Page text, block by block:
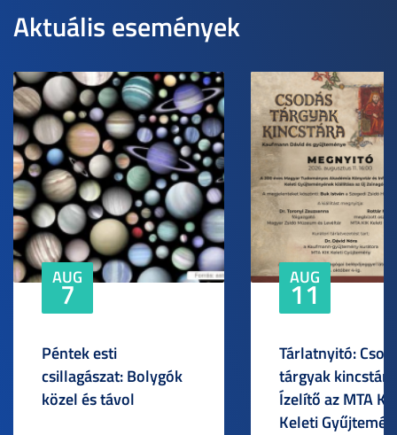
Aktuális események
AUG
7
Péntek esti
csillagászat: Bolygók
közel és távol
AUG
11
Tárlatnyitó:
tárgyak
Ízelítő az MTA
Keleti